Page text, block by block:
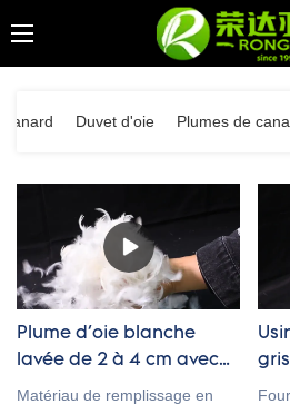
canard Duvet d'oie Plumes de
Plume d'oie blanche
lavée de 2 à 4 cm avec
certification RDS
Matériau de remplissage en